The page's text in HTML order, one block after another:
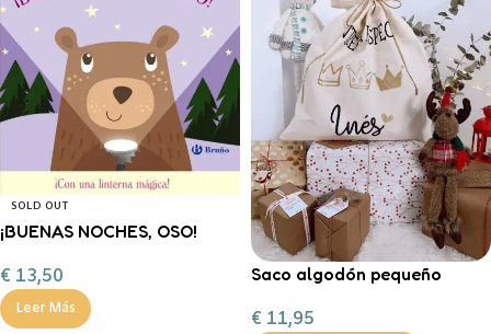
SOLD OUT
¡BUENAS NOCHES, OSO!
€ 13,50
Leer Más
Saco algodón pequeño
Magos”
€ 11,95